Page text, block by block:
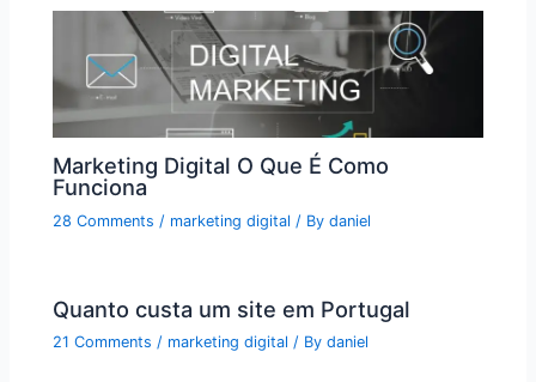
Marketing Digital O Que É Como
Funciona
28 Comments / marketing digital / Bydaniel
Quanto custa um site em Portugal
21 Comments / marketing digital / Bydaniel